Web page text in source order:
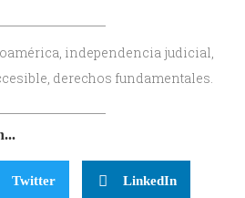
independencia judicial,
derechos fundamentales.
Twitter LinkedIn